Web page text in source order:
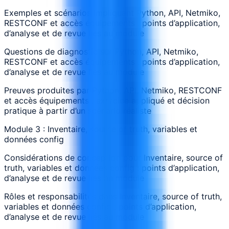
Exemples et scénarios impliquant Python, API, Netmiko,
RESTCONF et accès équipements : points d’application,
d’analyse et de revue liés au module
Questions de diagnostic sur Python, API, Netmiko,
RESTCONF et accès équipements : points d’application,
d’analyse et de revue liés au module
Preuves produites par Python, API, Netmiko, RESTCONF
et accès équipements : exercice appliqué et décision
pratique à partir d’un scénario réaliste
Module 3 : Inventaire, source of truth, variables et
données config
Considérations de conception pour Inventaire, source of
truth, variables et données config : points d’application,
d’analyse et de revue liés au module
Rôles et responsabilités dans Inventaire, source of truth,
variables et données config : points d’application,
d’analyse et de revue liés au module